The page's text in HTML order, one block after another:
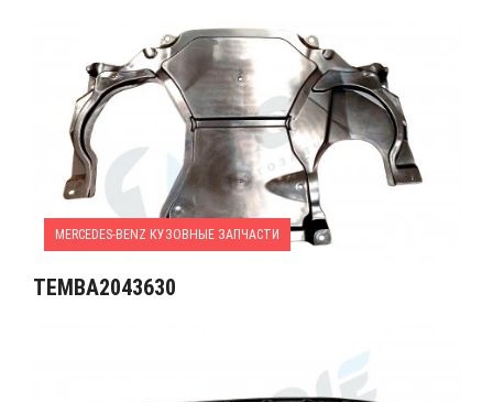
MERCEDES-BENZ КУЗОВНЫЕ ЗАПЧАСТИ
TEMBA2043630